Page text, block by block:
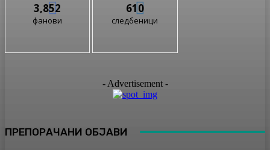
3,852
фанови
610
следбеници
- Advertisement -
ПРЕПОРАЧАНИ ОБЈАВИ